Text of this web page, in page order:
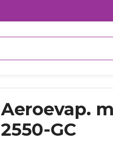
Aeroevap.
2550-GC